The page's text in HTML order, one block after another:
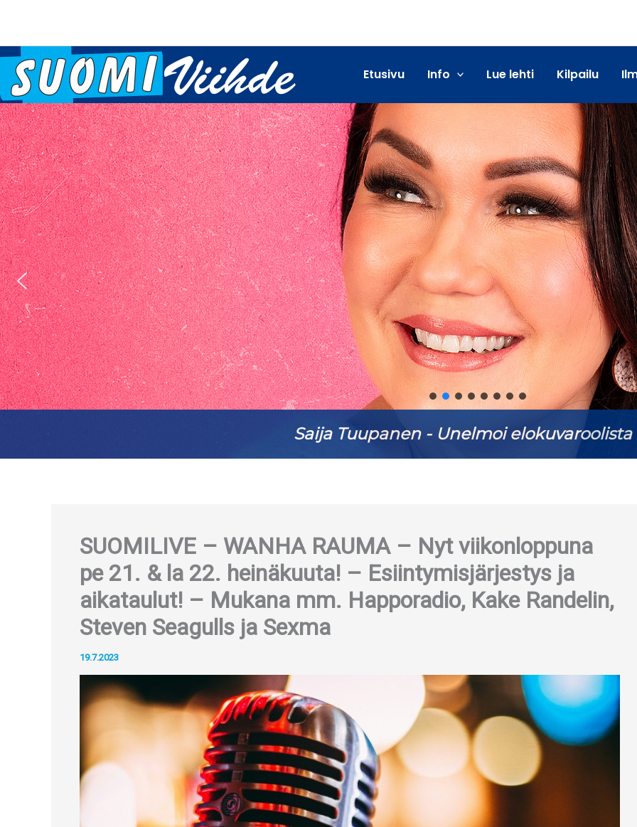
Etusivu Info Lue lehti Kilpailu
Saija Tuupanen - Unelmoi elokuvaroolista
SUOMILIVE – WANHA RAUMA – Nyt viikonloppuna
pe 21. & la 22. heinäkuuta! – Esiintymisjärjestys ja
aikataulut! – Mukana mm. Happoradio, Kake Randelin,
Steven Seagulls ja Sexma
19.7.2023